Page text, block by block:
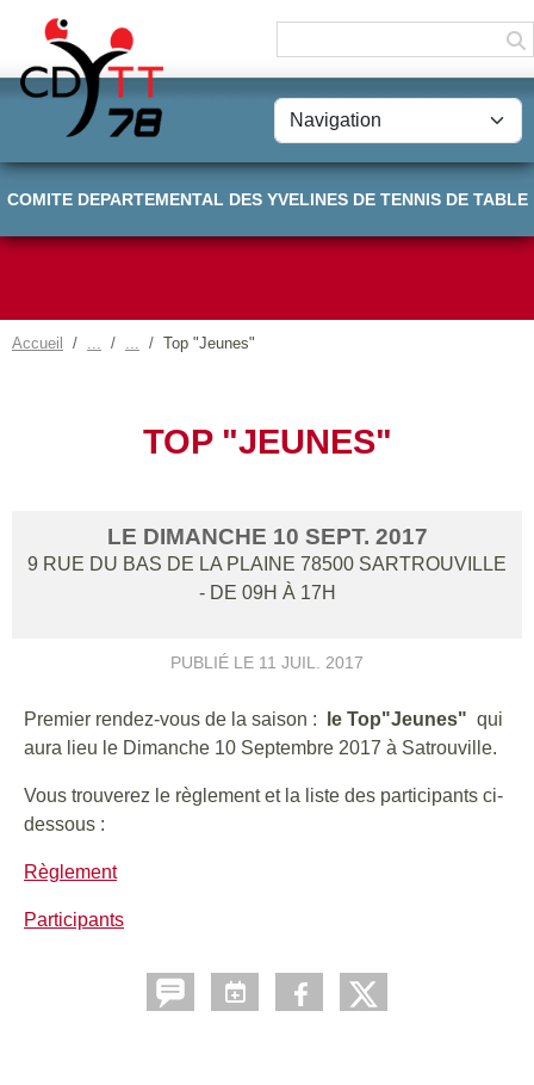
COMITE DEPARTEMENTAL DES YVELINES DE TENNIS DE TABLE
Accueil Top "Jeunes"
TOP "JEUNES"
LE DIMANCHE 10 SEPT. 2017
9 RUE DU BAS DE LA PLAINE 78500 SARTROUVILLE
- DE 09H À 17H
PUBLIÉ LE 11 JUIL. 2017
Premier rendez-vous de la saison : le Top"Jeunes" qui
aura lieu le Dimanche 10 Septembre 2017 à Satrouville.
Vous trouverez le règlement et la liste des participants ci-
dessous :
Règlement
Participants
Panneau de gestion des cookies